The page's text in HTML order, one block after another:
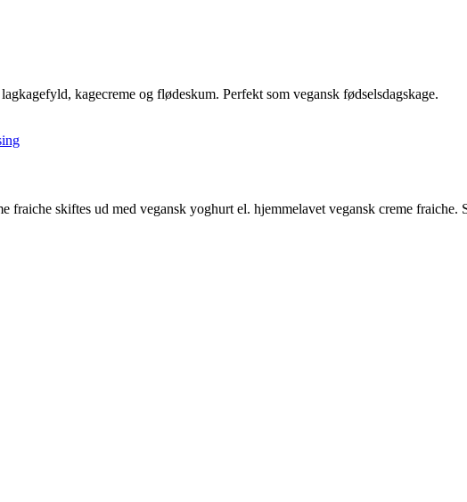
kagecreme og flødeskum. Perfekt som vegansk fødselsdagskage.
fraiche skiftes ud med vegansk yoghurt el. hjemmelavet vegansk creme